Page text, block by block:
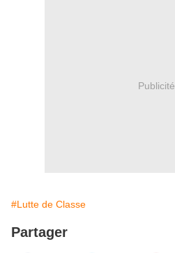
Publicité
#Lutte de Classe
Partager